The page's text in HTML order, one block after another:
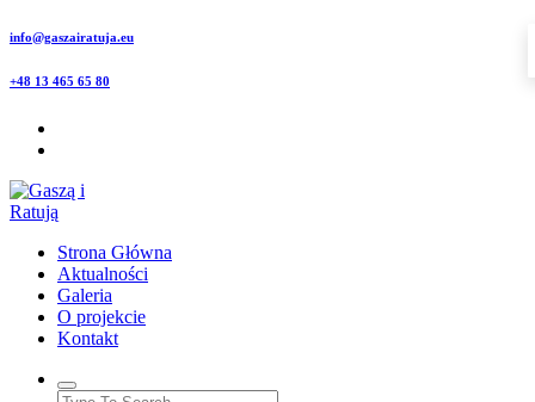
Skip
content
info@gaszairatuja.eu
+48 13 465 65 80
Strona Główna
Aktualności
Galeria
O projekcie
Kontakt